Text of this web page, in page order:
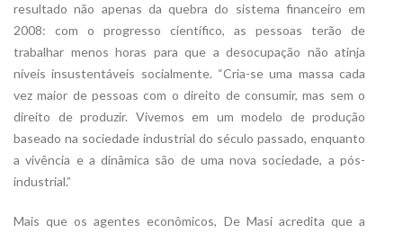
resultado não apenas da quebra do sistema financeiro em
2008: com o progresso científico, as pessoas terão de
trabalhar menos horas para que a desocupação não atinja
níveis insustentáveis socialmente. “Cria-se uma massa cada
vez maior de pessoas com o direito de consumir, mas sem o
direito de produzir. Vivemos em um modelo de produção
baseado na sociedade industrial do século passado, enquanto
a vivência e a dinâmica são de uma nova sociedade, a pós-
industrial.”
Mais que os agentes econômicos, De Masi acredita que a